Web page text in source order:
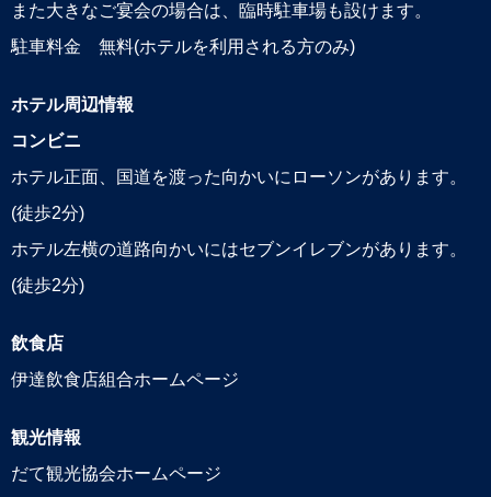
また大きなご宴会の場合は、臨時駐車場も設けます。
駐車料金 無料(ホテルを利用される方のみ)
ホテル周辺情報
コンビニ
ホテル正面、国道を渡った向かいにローソンがあります。
(徒歩2分)
ホテル左横の道路向かいにはセブンイレブンがあります。
(徒歩2分)
飲食店
伊達飲食店組合ホームページ
観光情報
だて観光協会ホームページ